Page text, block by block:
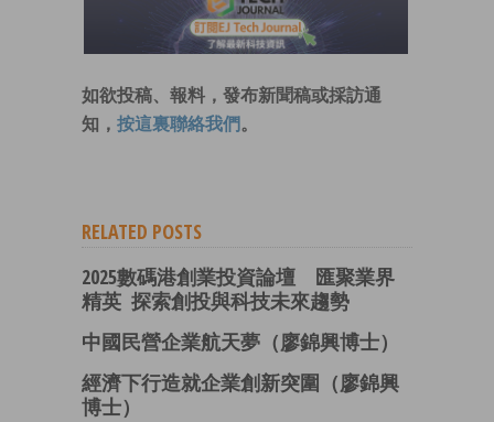
如欲投稿、報料，發布新聞稿或採訪通
知， 按這裏聯絡我們 。
RELATED POSTS
2025數碼港創業投資論壇 匯聚業界
精英 探索創投與科技未來趨勢
中國民營企業航天夢（廖錦興博士）
經濟下行造就企業創新突圍（廖錦興
博士）